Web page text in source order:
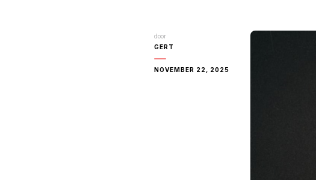
door
GERT
NOVEMBER 22, 2025